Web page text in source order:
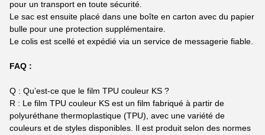
pour un transport en toute sécurité.
Le sac est ensuite placé dans une boîte en carton avec du papier
bulle pour une protection supplémentaire.
Le colis est scellé et expédié via un service de messagerie fiable.
FAQ :
Q : Qu’est-ce que le film TPU couleur KS ?
R : Le film TPU couleur KS est un film fabriqué à partir de
polyuréthane thermoplastique (TPU), avec une variété de
couleurs et de styles disponibles. Il est produit selon des normes